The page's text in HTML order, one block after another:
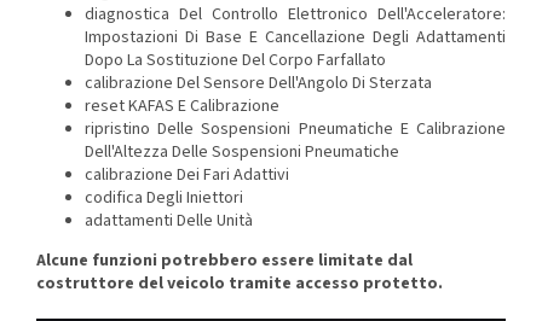
diagnostica Del Controllo Elettronico Dell'Acceleratore:
Impostazioni Di Base E Cancellazione Degli Adattamenti
Dopo La Sostituzione Del Corpo Farfallato
calibrazione Del Sensore Dell'Angolo Di Sterzata
reset KAFAS E Calibrazione
ripristino Delle Sospensioni Pneumatiche E Calibrazione
Dell'Altezza Delle Sospensioni Pneumatiche
calibrazione Dei Fari Adattivi
codifica Degli Iniettori
adattamenti Delle Unità
Alcune funzioni potrebbero essere limitate dal
costruttore del veicolo tramite accesso protetto.